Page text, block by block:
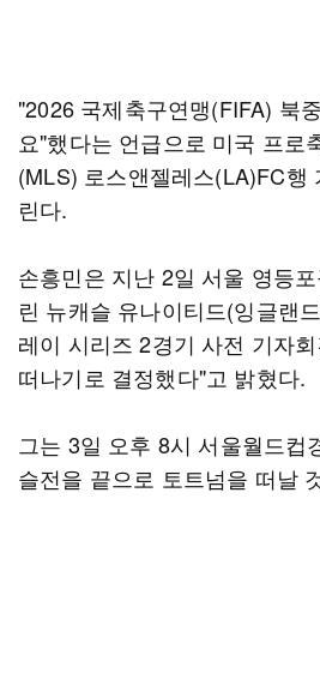
"2026 국제축구연맹(FIFA) 북
요"했다는 언급으로 미국 프로
(MLS) 로스앤젤레스(LA)FC행
린다.
손흥민은 지난 2일 서울 영등
린 뉴캐슬 유나이티드(잉글랜
레이 시리즈 2경기 사전 기자
떠나기로 결정했다"고 밝혔다.
그는 3일 오후 8시 서울월드컵
슬전을 끝으로 토트넘을 떠날